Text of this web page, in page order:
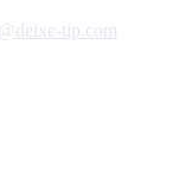
tip.com